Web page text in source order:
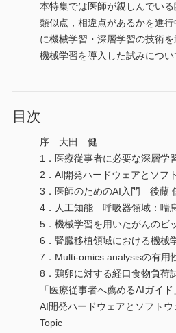
本特集では医師が親しんでい
類似点，相違点があるかを進
に機械学習・深層学習の技術
機械学習を導入した試みにつ
目次
序 大田 健
1．医療従事者に必要な深層
2．AI開発ハードウェアとソ
3．医師のためのAI入門 後藤
4．人工知能 呼吸器領域：喘
5．機械学習を用いたがんの
6．腎臓移植領域における機
7．Multi-omics analysisの有
8．鶏卵に対する経口食物負
「医療従事者へ薦めるAIガイ
AI開発ハードウェアとソフト
Topic